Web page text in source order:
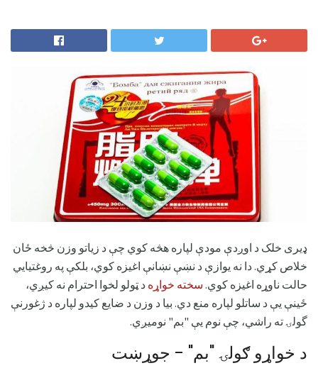
ډیری خلک د اوږدې مودې لپاره هڅه کوي چې د زیاتو وزن څخه ځان
خلاص کړي. دا نه یوازې د نښې نښانې اغیزه کوي، بلکې په روغتیایي
حالت ناوړه اغیزه کوي. سخته خواړه د ټولو لخوا احترام نه کیږي،
ځینې یې د ساتلو لپاره منع دي. بیا د وزن د ضایع کیدو لپاره د ژغورنې
گولۍ ته راشي، چې نوم یې "بم" نومیږي.
د خواړو ګولۍ "بم" - جوړښت